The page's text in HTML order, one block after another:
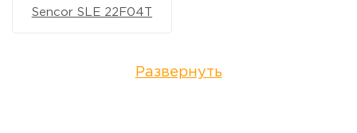
Sencor SLE 22F04T
Развернуть